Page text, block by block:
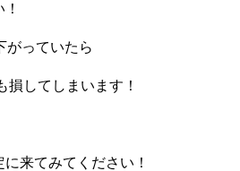
がっていたら
損してしまいます！
来てみてください！